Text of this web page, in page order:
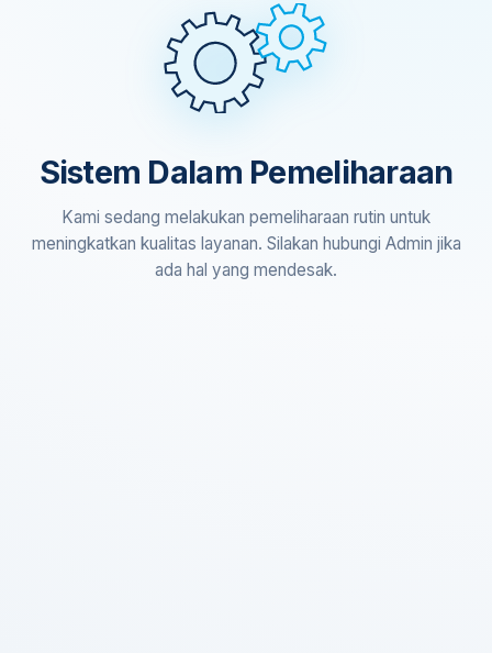
Sistem Dalam Pemeliharaan
Kami sedang melakukan pemeliharaan rutin untuk
meningkatkan kualitas layanan. Silakan hubungi Admin jika
ada hal yang mendesak.